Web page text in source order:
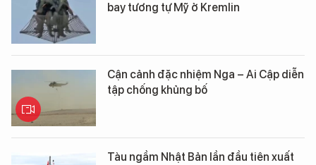
bay tương tự Mỹ ở Kremlin
Cận cảnh đặc nhiệm Nga – Ai Cập diễn
tập chống khủng bố
Tàu ngầm Nhật Bản lần đầu tiên xuất